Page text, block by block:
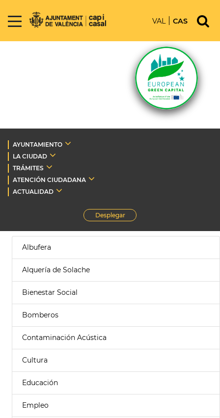
VAL CAS
AYUNTAMIENTO
LA CIUDAD
TRÁMITES
ATENCIÓN CIUDADANA
ACTUALIDAD
Desplegar
Albufera
Alquería de Solache
Bienestar Social
Bomberos
Contaminación Acústica
Cultura
Educación
Empleo